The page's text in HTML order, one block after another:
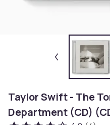
Taylor Swift - The
Department (CD)